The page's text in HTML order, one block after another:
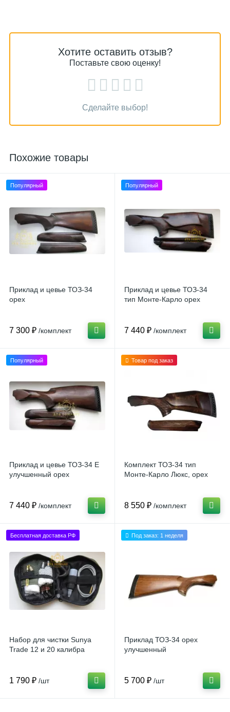
Хотите оставить отзыв?
Поставьте свою оценку!
Сделайте выбор!
Похожие товары
Популярный
Приклад и цевье ТОЗ-34
орех
7 300 ₽ /комплект
Популярный
Приклад и цевье ТОЗ-34
тип Монте-Карло орех
7 440 ₽ /комплект
Популярный
Приклад и цевье ТОЗ-34 Е
улучшенный орех
7 440 ₽ /комплект
Товар под заказ
Комплект ТОЗ-34 тип
Монте-Карло Люкс, орех
8 550 ₽ /комплект
Бесплатная доставка РФ
Набор для чистки Sunya
Trade 12 и 20 калибра
1 790 ₽ /шт
Под заказ: 1 неделя
Приклад ТОЗ-34 орех
улучшенный
5 700 ₽ /шт